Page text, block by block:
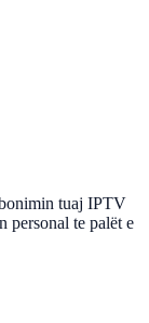
tuaj IPTV
te palët e